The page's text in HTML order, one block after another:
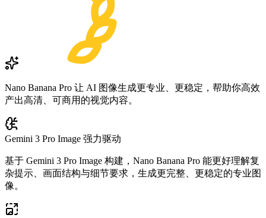
Nano Banana Pro 让 AI 图像生成更专业、更稳定，帮助你高效
产出高清、可商用的视觉内容。
Gemini 3 Pro Image 强力驱动
基于 Gemini 3 Pro Image 构建，Nano Banana Pro 能更好理解复
杂提示、画面结构与细节要求，生成更完整、更稳定的专业图
像。